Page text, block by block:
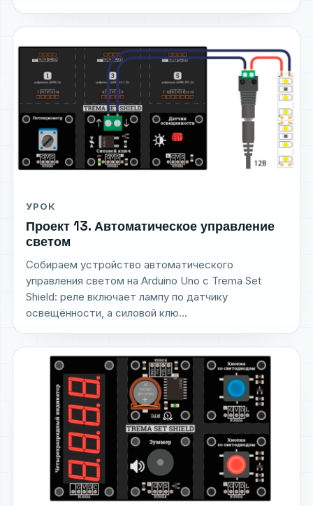
УРОК
Проект 13. Автоматическое управление
светом
Собираем устройство автоматического
управления светом на Arduino Uno с Trema Set
Shield: реле включает лампу по датчику
освещённости, а силовой клю...